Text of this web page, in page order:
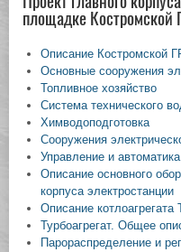
площадке Костромской
Описание Костромской
Основные сооружения
Топливное хозяйство
Система технического
Химводоподготовка
Сооружения
Управление и автоматика
Описание основного
корпуса электростанции
Описание
Турбоагрегат. Общее
Парораспределение и